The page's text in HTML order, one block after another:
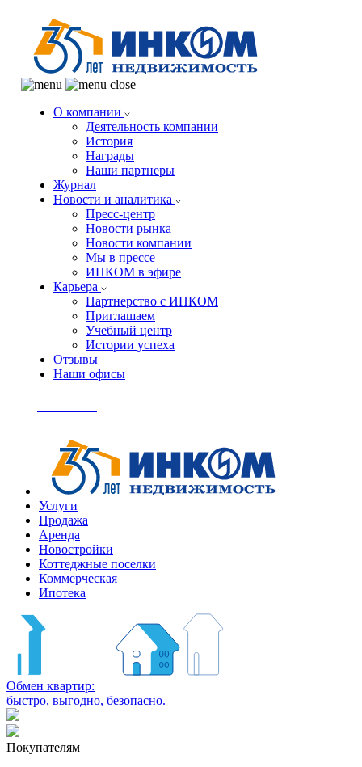
О компании
Деятельность компании
История
Награды
Наши партнеры
Журнал
Новости и аналитика
Пресс-центр
Новости рынка
Новости компании
Мы в прессе
ИНКОМ в эфире
Карьера
Партнерство с ИНКОМ
Приглашаем
Учебный центр
Истории успеха
Отзывы
Наши офисы
Услуги
Продажа
Аренда
Новостройки
Коттеджные поселки
Коммерческая
Ипотека
Обмен квартир:
быстро, выгодно, безопасно.
Покупателям